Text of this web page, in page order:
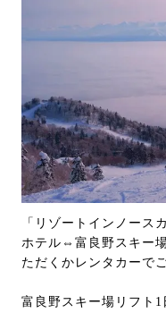
「リゾートインノース
ホテル⇔富良野スキー
ただくかレンタカーで
富良野スキー場リフト